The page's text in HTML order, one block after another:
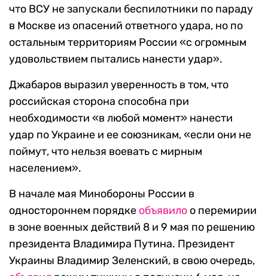
что ВСУ не запускали беспилотники по параду
в Москве из опасений ответного удара, но по
остальным территориям России «с огромным
удовольствием пытались нанести удар».
Джабаров выразил уверенность в том, что
российская сторона способна при
необходимости «в любой момент» нанести
удар по Украине и ее союзникам, «если они не
поймут, что нельзя воевать с мирным
населением».
В начале мая Минобороны России в
одностороннем порядке объявило о перемирии
в зоне военных действий 8 и 9 мая по решению
президента Владимира Путина. Президент
Украины Владимир Зеленский, в свою очередь,